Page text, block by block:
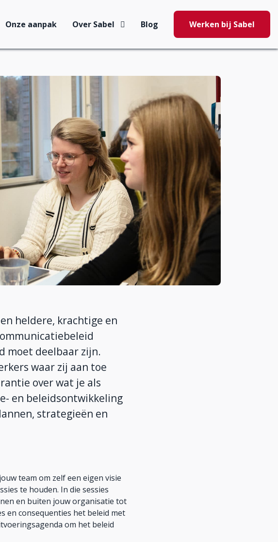
Onze aanpak Over Sabel Blog Werken bij Sabel
heldere, krachtige en
moet deelbaar zijn.
waar zij aan toe
over wat je als
en beleidsontwikkeling
strategieën en
team om zelf een eigen visie
te houden. In die sessies
en buiten jouw organisatie tot
en consequenties het beleid met
om het beleid